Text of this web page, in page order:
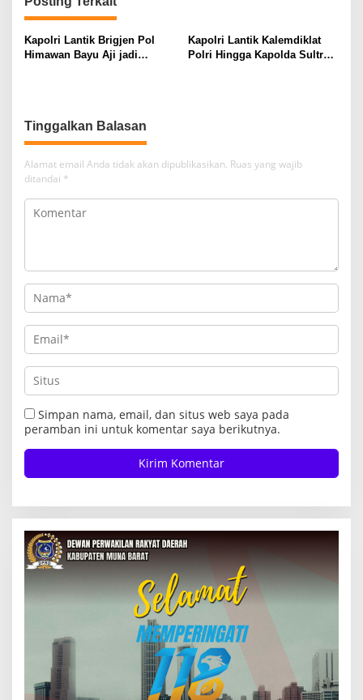
Kapolri Lantik Brigjen Pol
Himawan Bayu Aji jadi
Kapolri Lantik Kalemdiklat
Polri Hingga Kapolda Sultra,
Tinggalkan Balasan
Alamat email Anda tidak akan dipublikasikan. Ruas yang wajib
ditandai *
Simpan nama, email, dan situs web saya pada
peramban ini untuk komentar saya berikutnya.